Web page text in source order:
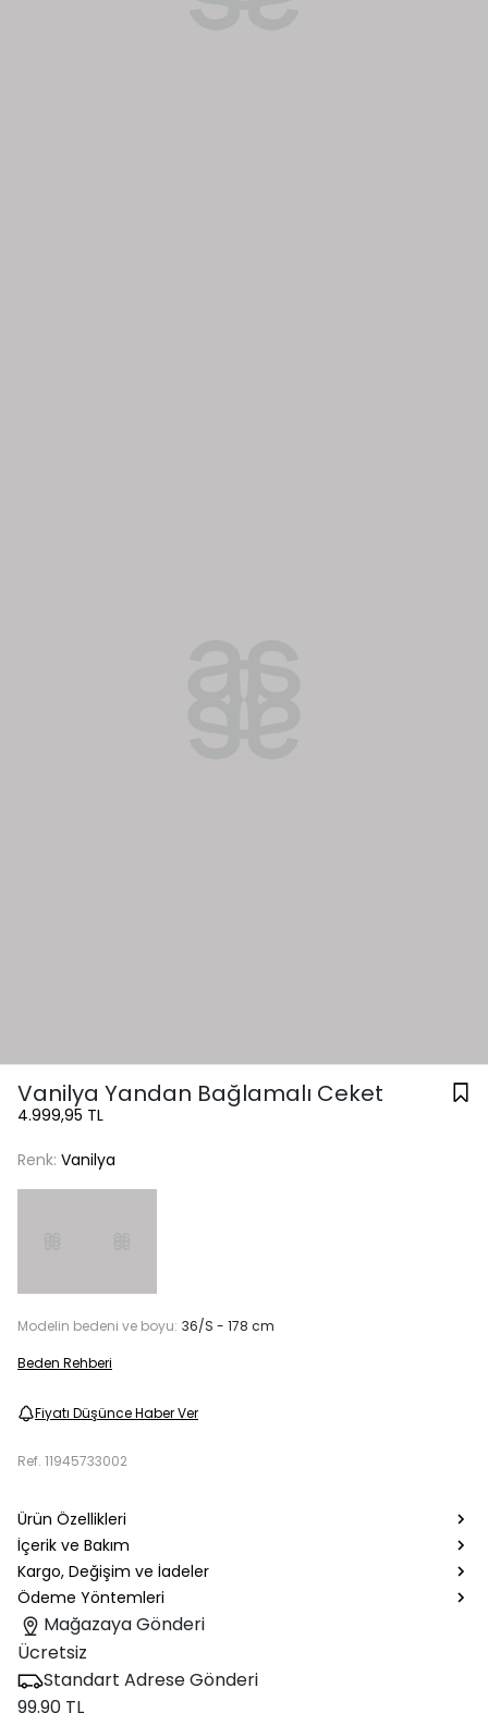
Vanilya Yandan Bağlamalı Ceket
4.999,95 TL
Renk: Vanilya
Modelin bedeni ve boyu: 36/S - 178 cm
Beden Rehberi
Fiyatı Düşünce Haber Ver
Ref. 11945733002
Ürün Özellikleri
İçerik ve Bakım
Kargo, Değişim ve İadeler
Ödeme Yöntemleri
Mağazaya Gönderi
Ücretsiz
Standart Adrese Gönderi
99.90 TL